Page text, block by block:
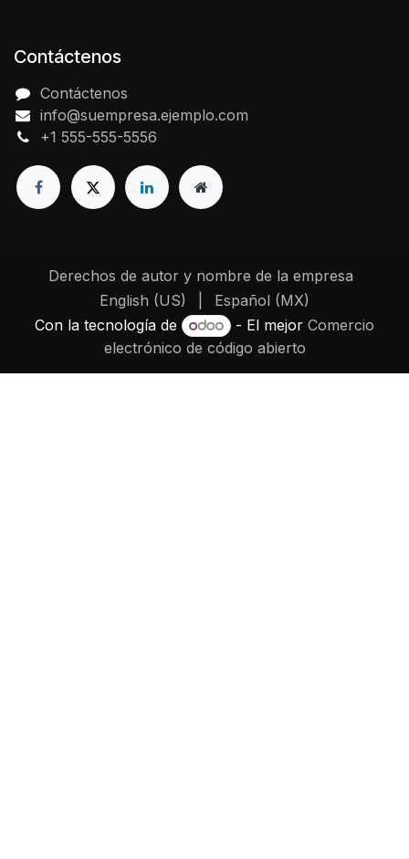
Contáctenos
Contáctenos
info@suempresa.ejemplo.com
+1 555-555-5556
Derechos de autor y nombre de la empresa
English (US)
Español (MX)
Con la tecnología de
- El mejorComercio
electrónico de código abierto